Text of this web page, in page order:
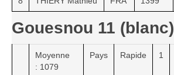
Gouesnou 11 (blanc)
Moyenne
: 1079
Pays Rapide 1